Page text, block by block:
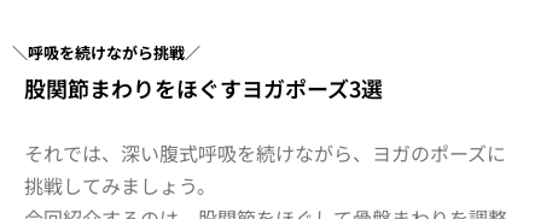
＼呼吸を続けながら挑戦／
股関節まわりをほぐすヨガポーズ3選
それでは、深い腹式呼吸を続けながら、ヨガのポーズに
挑戦してみましょう。